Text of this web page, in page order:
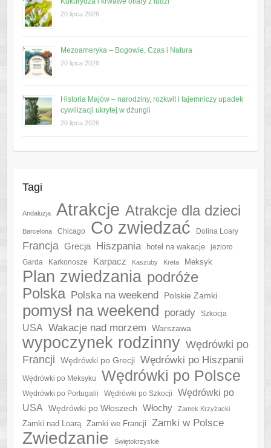
20 lipca 2026
Mezoameryka – Bogowie, Czas i Natura
20 lipca 2026
Historia Majów – narodziny, rozkwit i tajemniczy upadek
cywilizacji ukrytej w dżungli
20 lipca 2026
Tagi
Andaluzja Atrakcje Atrakcje dla dzieci
Barcelona Chicago Co zwiedzać Dolina Loary
Francja Grecja Hiszpania hotel na wakacje jezioro
Garda Karkonosze Karpacz Kaszuby Kreta Meksyk
Plan zwiedzania podróże
Polska Polska na weekend Polskie Zamki
pomysł na weekend porady Szkocja
USA Wakacje nad morzem Warszawa
wypoczynek rodzinny Wędrówki po
Francji
Wędrówki po Grecji Wędrówki po Hiszpanii
Wędrówki po Meksyku Wędrówki po Polsce
Wędrówki po Portugalii Wędrówki po Szkocji
Wędrówki po
USA
Wędrówki po Włoszech Włochy Zamek Krzyżacki
Zamki nad Loarą Zamki we Francji Zamki w Polsce
Zwiedzanie Świętokrzyskie